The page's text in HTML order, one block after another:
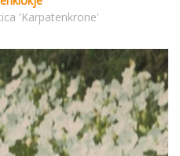
'Karpatenkrone'